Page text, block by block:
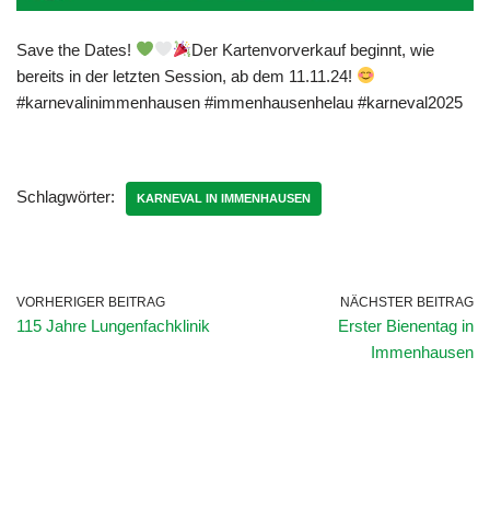
Save the Dates!
Der Kartenvorverkauf beginnt, wie
bereits in der letzten Session, ab dem 11.11.24!
#karnevalinimmenhausen #immenhausenhelau #karneval2025
Schlagwörter: KARNEVAL IN IMMENHAUSEN
VORHERIGER BEITRAG
115 Jahre Lungenfachklinik
NÄCHSTER BEITRAG
Erster Bienentag in
Immenhausen